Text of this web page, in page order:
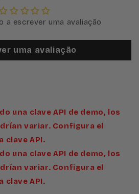
a escrever uma avaliação
uma avaliação
una clave API de demo, los
variar. Configura el
clave API.
una clave API de demo, los
variar. Configura el
clave API.